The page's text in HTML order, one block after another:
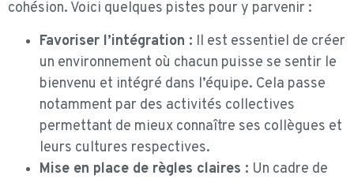
cohésion. Voici quelques pistes pour y parvenir :
Favoriser l’intégration : Il est essentiel de créer
un environnement où chacun puisse se sentir le
bienvenu et intégré dans l’équipe. Cela passe
notamment par des activités collectives
permettant de mieux connaître ses collègues et
leurs cultures respectives.
Mise en place de règles claires : Un cadre de